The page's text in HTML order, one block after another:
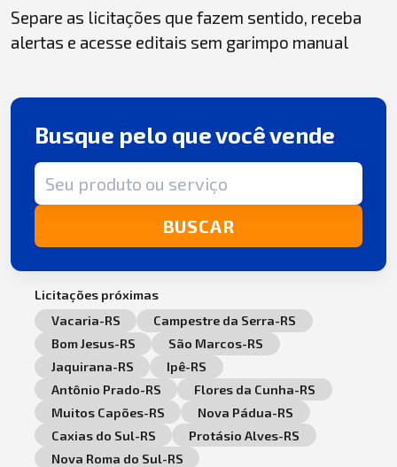
Separe as licitações que fazem sentido, receba
alertas e acesse editais sem garimpo manual
Busque pelo que você vende
Termo de busca
BUSCAR
Licitações próximas
Vacaria-RS
Campestre da Serra-RS
Bom Jesus-RS
São Marcos-RS
Jaquirana-RS
Ipê-RS
Antônio Prado-RS
Flores da Cunha-RS
Muitos Capões-RS
Nova Pádua-RS
Caxias do Sul-RS
Protásio Alves-RS
Nova Roma do Sul-RS